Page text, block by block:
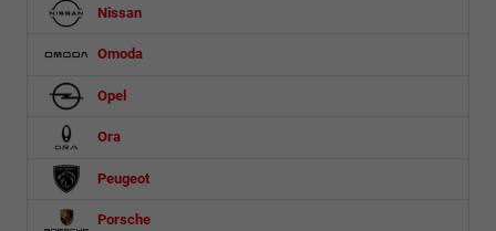
Nissan
Omoda
Opel
Ora
Peugeot
Porsche